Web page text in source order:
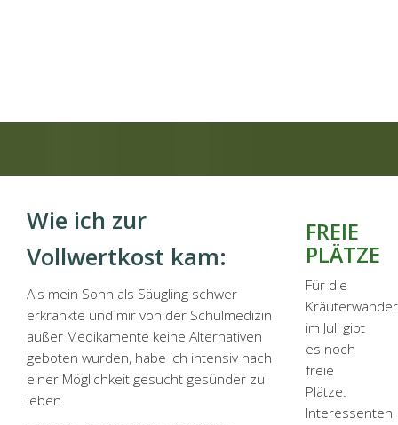
Wie ich zur
Vollwertkost kam:
Als mein Sohn als Säugling schwer
erkrankte und mir von der Schul­medizin
außer Medikamente keine Alternativen
geboten wurden, habe ich intensiv nach
einer Möglichkeit gesucht gesünder zu
leben.
FREIE
PLÄTZE
Für die
im Juli gibt
es noch
freie
Plätze.
Interessenten